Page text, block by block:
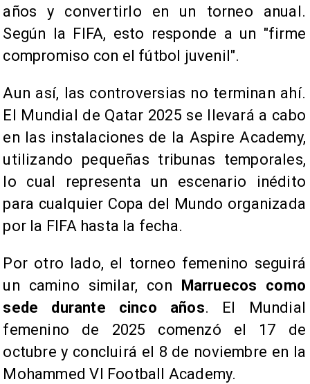
años y convertirlo en un torneo anual.
Según la FIFA, esto responde a un "firme
compromiso con el fútbol juvenil".
Aun así, las controversias no terminan ahí.
El Mundial de Qatar 2025 se llevará a cabo
en las instalaciones de la Aspire Academy,
utilizando pequeñas tribunas temporales,
lo cual representa un escenario inédito
para cualquier Copa del Mundo organizada
por la FIFA hasta la fecha.
Por otro lado, el torneo femenino seguirá
un camino similar, con Marruecos como
sede durante cinco años. El Mundial
femenino de 2025 comenzó el 17 de
octubre y concluirá el 8 de noviembre en la
Mohammed VI Football Academy.